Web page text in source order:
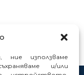
ние използваме
и/или